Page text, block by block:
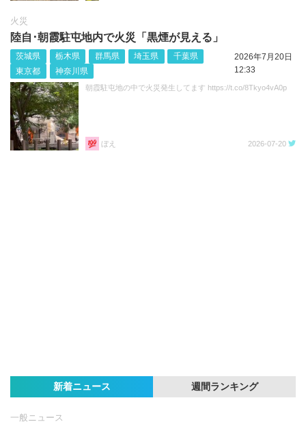
火災
陸自･朝霞駐屯地内で火災「黒煙が見える」
茨城県 栃木県 群馬県 埼玉県
千葉県
東京都
神奈川県
2026年7月20日
12:33
朝霞駐屯地の中で火災発生してます https://t.co/8Tkyo4vA0p
ぼえ 2026-07-20
新着ニュース 週間ランキング
一般ニュース